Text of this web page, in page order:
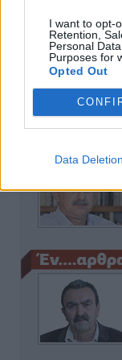
I want to opt-
Retention,
Personal
Purposes for
Opted Out
Data Deletion
ΑΠΟΨΕΙΣ